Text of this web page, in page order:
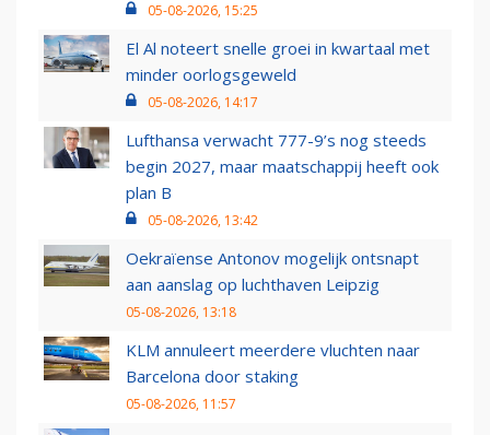
05-08-2026, 15:25
El Al noteert snelle groei in kwartaal met
minder oorlogsgeweld
05-08-2026, 14:17
Lufthansa verwacht 777-9’s nog steeds
begin 2027, maar maatschappij heeft ook
plan B
05-08-2026, 13:42
Oekraïense Antonov mogelijk ontsnapt
aan aanslag op luchthaven Leipzig
05-08-2026, 13:18
KLM annuleert meerdere vluchten naar
Barcelona door staking
05-08-2026, 11:57